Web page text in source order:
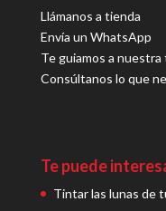
Llámanos a tienda
Envía un WhatsApp
Te guiamos a
Consúltanos lo que
Te puede
Tintar las lunas de